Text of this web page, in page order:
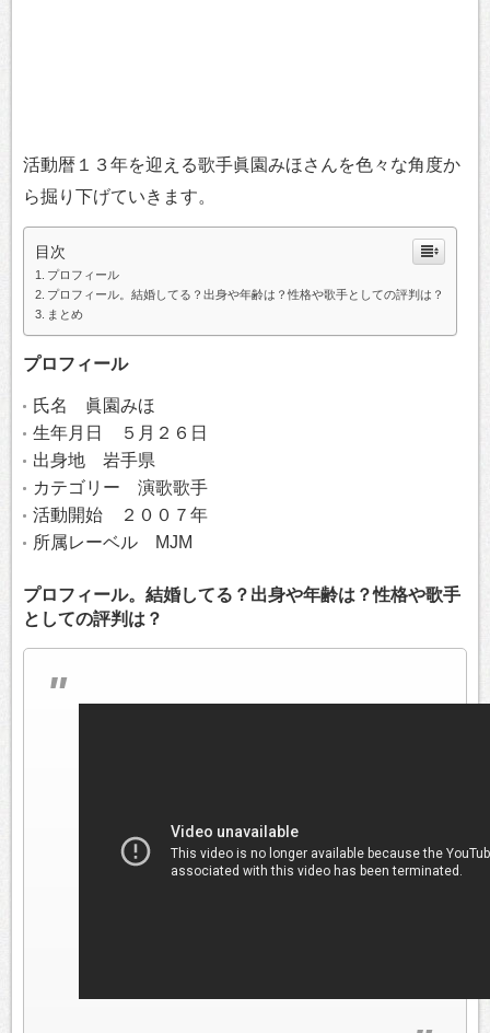
活動暦１３年を迎える歌手眞園みほさんを色々な角度か
ら掘り下げていきます。
目次
プロフィール
プロフィール。結婚してる？出身や年齢は？性格や歌手としての評判は？
まとめ
プロフィール
氏名 眞園みほ
生年月日 ５月２６日
出身地 岩手県
カテゴリー 演歌歌手
活動開始 ２００７年
所属レーベル MJM
プロフィール。結婚してる？出身や年齢は？性格や歌手
としての評判は？